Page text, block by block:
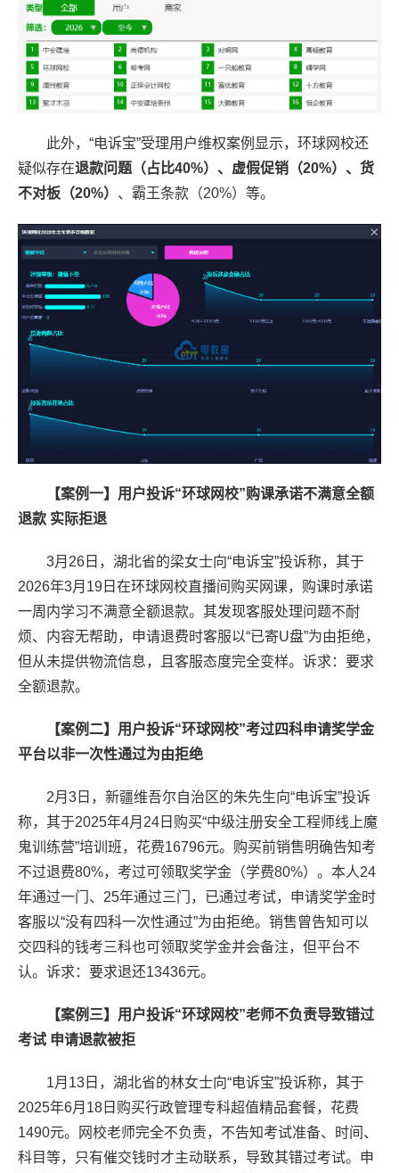
此外，“电诉宝”受理用户维权案例显示，环球网校还
疑似存在退款问题（占比40%）、虚假促销（20%）、货
不对板（20%） 、霸王条款（20%）等。
【案例一】用户投诉“环球网校”购课承诺不满意全额
退款 实际拒退
3月26日，湖北省的梁女士向“电诉宝”投诉称，其于
2026年3月19日在环球网校直播间购买网课，购课时承诺
一周内学习不满意全额退款。其发现客服处理问题不耐
烦、内容无帮助，申请退费时客服以“已寄U盘”为由拒绝，
但从未提供物流信息，且客服态度完全变样。诉求：要求
全额退款。
【案例二】用户投诉“环球网校”考过四科申请奖学金
平台以非一次性通过为由拒绝
2月3日，新疆维吾尔自治区的朱先生向“电诉宝”投诉
称，其于2025年4月24日购买“中级注册安全工程师线上魔
鬼训练营”培训班，花费16796元。购买前销售明确告知考
不过退费80%，考过可领取奖学金（学费80%）。本人24
年通过一门、25年通过三门，已通过考试，申请奖学金时
客服以“没有四科一次性通过”为由拒绝。销售曾告知可以
交四科的钱考三科也可领取奖学金并会备注，但平台不
认。诉求：要求退还13436元。
【案例三】用户投诉“环球网校”老师不负责导致错过
考试 申请退款被拒
1月13日，湖北省的林女士向“电诉宝”投诉称，其于
2025年6月18日购买行政管理专科超值精品套餐，花费
1490元。网校老师完全不负责，不告知考试准备、时间、
科目等，只有催交钱时才主动联系，导致其错过考试。申